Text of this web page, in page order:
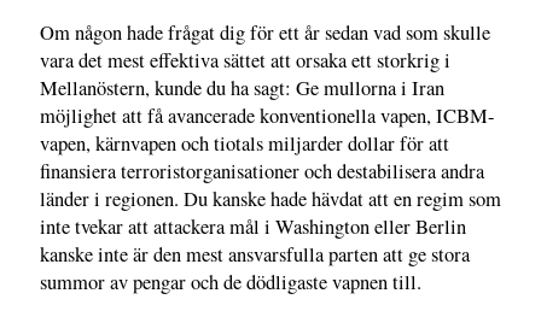
Om någon hade frågat dig för ett år sedan vad som skulle
vara det mest effektiva sättet att orsaka ett storkrig i
Mellanöstern, kunde du ha sagt: Ge mullorna i Iran
möjlighet att få avancerade konventionella vapen, ICBM-
vapen, kärnvapen och tiotals miljarder dollar för att
finansiera terroristorganisationer och destabilisera andra
länder i regionen. Du kanske hade hävdat att en regim som
inte tvekar att attackera mål i Washington eller Berlin
kanske inte är den mest ansvarsfulla parten att ge stora
summor av pengar och de dödligaste vapnen till.